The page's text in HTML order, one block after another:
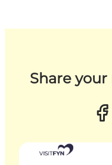
Share